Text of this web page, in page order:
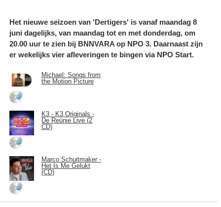
Het nieuwe seizoen van 'Dertigers' is vanaf maandag 8
juni dagelijks, van maandag tot en met donderdag, om
20.00 uur te zien bij BNNVARA op NPO 3. Daarnaast zijn
er wekelijks vier afleveringen te bingen via NPO Start.
Michael: Songs from
the Motion Picture
K3 - K3 Originals -
De Reünie Live (2
CD)
Marco Schuitmaker -
Het Is Me Gelukt
(CD)